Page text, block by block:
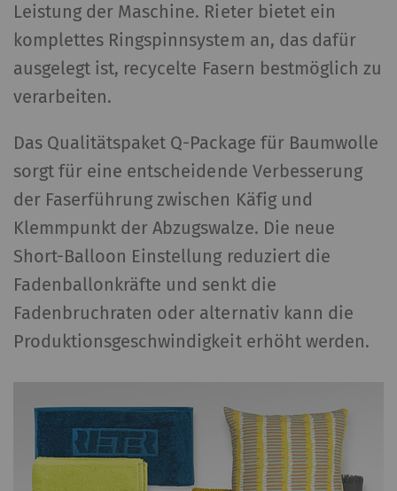
Leistung der Maschine. Rieter bietet ein
komplettes Ringspinnsystem an, das dafür
ausgelegt ist, recycelte Fasern bestmöglich zu
verarbeiten.
Das Qualitätspaket Q-Package für Baumwolle
sorgt für eine entscheidende Verbesserung
der Faserführung zwischen Käfig und
Klemmpunkt der Abzugswalze. Die neue
Short-Balloon Einstellung reduziert die
Fadenballonkräfte und senkt die
Fadenbruchraten oder alternativ kann die
Produktionsgeschwindigkeit erhöht werden.